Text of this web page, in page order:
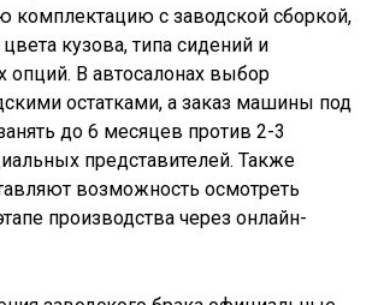
комплектацию с заводской сборкой,
кузова, типа сидений и
опций. В автосалонах выбор
остатками, а заказ машины под
до 6 месяцев против 2-3
представителей. Также
возможность осмотреть
производства через онлайн-